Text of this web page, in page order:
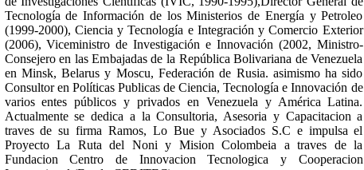
Tecnología de Información de los Ministerios de Energía y Petroleo
(1999-2000), Ciencia y Tecnología e Integración y Comercio Exterior
(2006), Viceministro de Investigación e Innovación (2002, Ministro-
Consejero en las Embajadas de la República Bolivariana de Venezuela
en Minsk, Belarus y Moscu, Federación de Rusia. asimismo ha sido
Consultor en Políticas Publicas de Ciencia, Tecnología e Innovación de
varios entes públicos y privados en Venezuela y América Latina.
Actualmente se dedica a la Consultoria, Asesoria y Capacitacion a
traves de su firma Ramos, Lo Bue y Asociados S.C e impulsa el
Proyecto La Ruta del Noni y Mision Colombeia a traves de la
Fundacion Centro de Innovacion Tecnologica y Cooperacion